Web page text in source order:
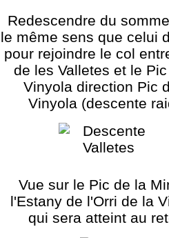
Redescendre du
le même sens que celui
pour rejoindre le col
de les Valletes et le
Vinyola direction Pic
Vinyola (descente
Vue sur le Pic de la
l'Estany de l'Orri de la
qui sera atteint au